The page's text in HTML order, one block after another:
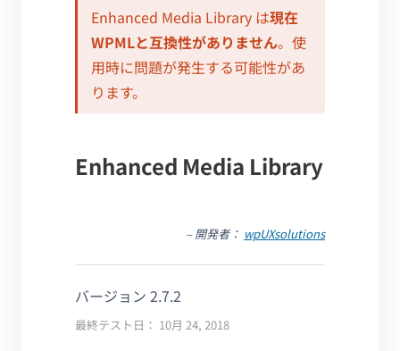
Enhanced Media Library は現在
WPMLと互換性がありません。使
用時に問題が発生する可能性があ
ります。
Enhanced Media Library
– 開発者： wpUXsolutions
バージョン 2.7.2
最終テスト日： 10月 24, 2018